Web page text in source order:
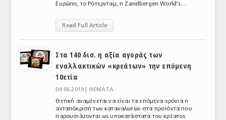
ΕΜΠΟΡΙΚΟΣ ΚΑΤΑΛΟΓΟΣ
Ευρώπη, το Ρότερνταμ, η Zandbergen World’s...
Read Full Article
Στα 140 δισ. η αξία αγοράς των
εναλλακτικών «κρεάτων» την επόμενη
10ετία
04.06.2019 |
ΘΕΜΑΤΑ
Θετική αναμένεται να είναι τα επόμενα χρόνια η
ανταπόκριση των καταναλωτών στα προϊόντα που
παρουσιάζονται ως υποκατάστατα του κρέατος.